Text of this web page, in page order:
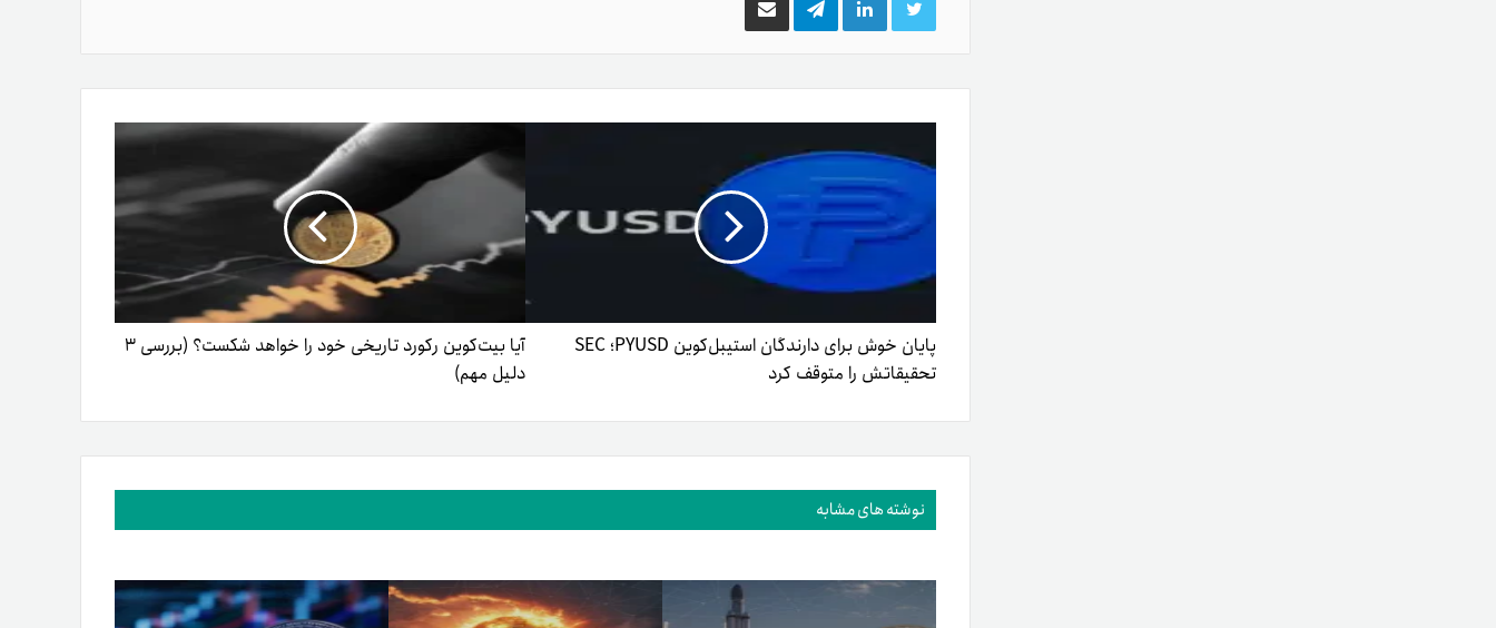
توییتر لینکدینتلگرام اشتراک
گذاری
ایمیل
پایان خوش برای دارندگان استیبل‌کوین PYUSD؛ SEC
تحقیقاتش را متوقف کرد
آیا بیت‌کوین رکورد تاریخی خود را خواهد شکست؟ (بررسی ۳
دلیل مهم)
نوشته های مشابه